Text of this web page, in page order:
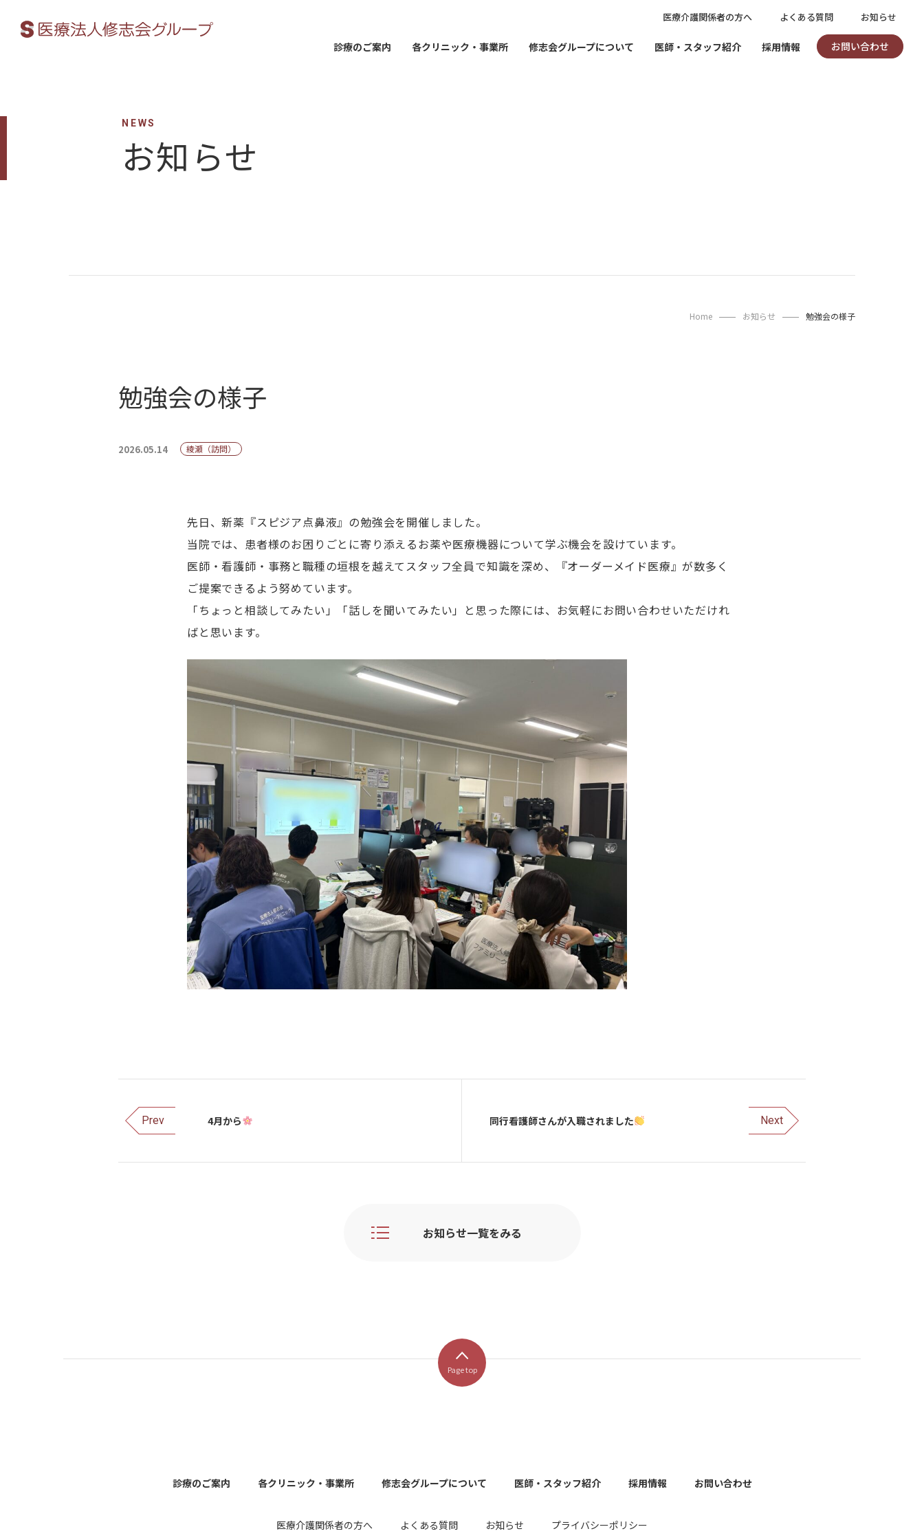
医療介護関係者の方へ よくある質問 お知らせ
診療のご案内 各クリニック・事業所 修志会グループについて 医師・スタッフ紹介 採用情報 お問い合わせ
NEWS
お知らせ
Home お知らせ 勉強会の様子
勉強会の様子
2026.05.14 綾瀬（訪問）
先日、新薬『スピジア点鼻液』の勉強会を開催しました。
当院では、患者様のお困りごとに寄り添えるお薬や医療機器について学ぶ機会を設けています。
医師・看護師・事務と職種の垣根を越えてスタッフ全員で知識を深め、『オーダーメイド医療』が数多く
ご提案できるよう努めています。
「ちょっと相談してみたい」「話しを聞いてみたい」と思った際には、お気軽にお問い合わせいただけれ
ばと思います。
Prev 4月から Next
同行看護師さんが入職されました
お知らせ一覧をみる
Page top
診療のご案内 各クリニック・事業所 修志会グループについて 医師・スタッフ紹介 採用情報 お問い合わせ
医療介護関係者の方へ よくある質問 お知らせ プライバシーポリシー